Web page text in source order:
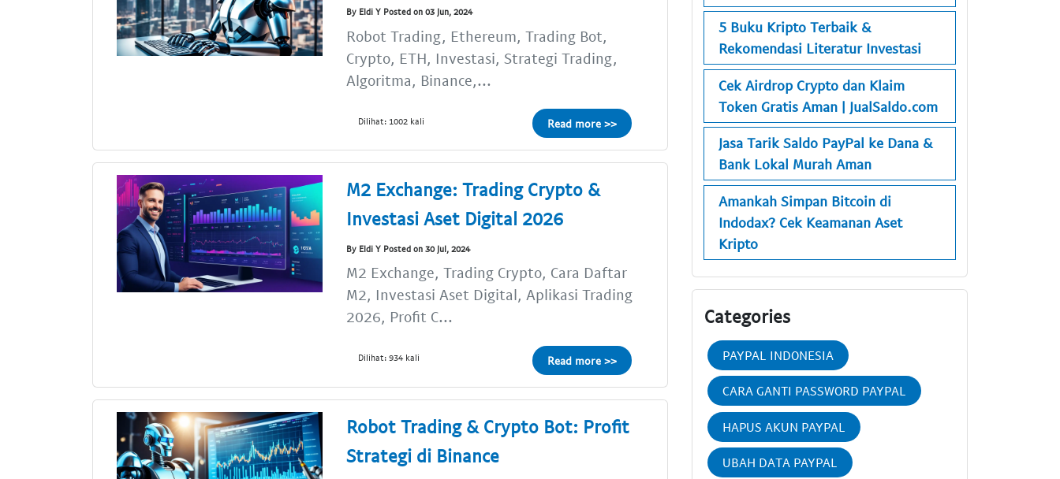
By Eldi Y Posted on 03 Jun, 2024
Robot Trading, Ethereum, Trading Bot,
Crypto, ETH, Investasi, Strategi Trading,
Algoritma, Binance,...
Dilihat: 1002 kali Read more >>
M2 Exchange: Trading Crypto &
Investasi Aset Digital 2026
By Eldi Y Posted on 30 Jul, 2024
M2 Exchange, Trading Crypto, Cara Daftar
M2, Investasi Aset Digital, Aplikasi Trading
2026, Profit C...
Dilihat: 934 kali Read more >>
Robot Trading & Crypto Bot: Profit
Strategi di Binance
5 Buku Kripto Terbaik &
Rekomendasi Literatur Investasi
Cek Airdrop Crypto dan Klaim
Token Gratis Aman | JualSaldo.com
Jasa Tarik Saldo PayPal ke Dana &
Bank Lokal Murah Aman
Amankah Simpan Bitcoin di
Indodax? Cek Keamanan Aset
Kripto
Categories
PAYPAL INDONESIA
CARA GANTI PASSWORD PAYPAL
HAPUS AKUN PAYPAL
UBAH DATA PAYPAL